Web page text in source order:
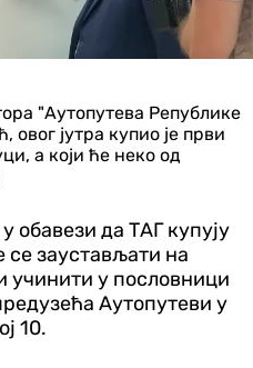
"Аутопутева Републике
јутра купио је први
а који ће неко од
обавези да ТАГ купују
се заустављати на
учинити у пословници
Аутопутеви у
10.